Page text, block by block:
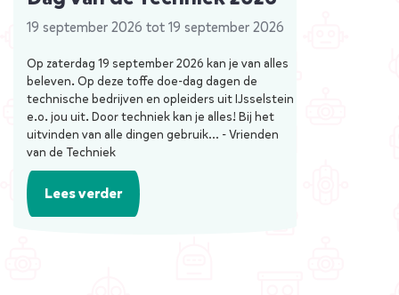
19 september 2026 tot 19 september 2026
Op zaterdag 19 september 2026 kan je van alles
beleven. Op deze toffe doe-dag dagen de
technische bedrijven en opleiders uit IJsselstein
e.o. jou uit. Door techniek kan je alles! Bij het
uitvinden van alle dingen gebruik… - Vrienden
van de Techniek
Lees verder